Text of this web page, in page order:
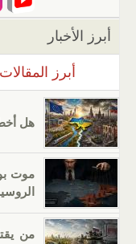
أبرز الأخبار
أبرز المقالات
هل
موت
من